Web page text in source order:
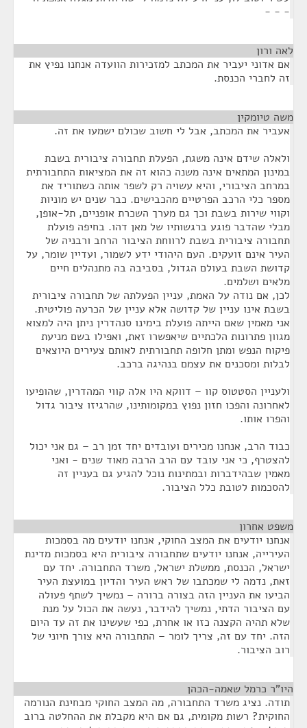
- - -
לאה ורון
אם אדוני יעביר את המכתב למזכירות הוועדה אנחנו נפיץ את
זה לחברי הכנסת.
משה טיומקין
אעביר את המכתב, אבל לי חשוב שכולם ישמעו את זה.
ולאלה שידם אינה משגת, הפעלת תחבורה ציבורית בשבת
במינון המתאים אינה משנה כהוא זה את המציאות התחבורתית
במרחב הציבורי, והיא עשויה רק לשפר אותה כשתוריד את
מספר כלי הרכב הפרטיים מהכבישים. כבר שנים יש מוניות
וקווי שירות בשבת וכך גם מערך השכרת אופניים, תל-אופן,
מבלי שהדבר פוגע ברגשותיו של מאן דהו. בחיפה פועלת
תחבורה ציבורית בשבת לרווחת הציבור הרחב ורבניה של
העיר אינם זועקים. העם היהודי ידע לשמור, ועדיין שומר, על
קדושת השבת בעולם הגדול, בסביבה בה מתנהלים חיים
מלאים ושלמים.
לכן, אם נודה על האמת, עניין הפעלתה של תחבורה ציבורית
בשבת אינו עניין של קדושה אלא עניין של הכרעה פוליטית.
אני מאמין שאם הייתה פועלת בימינו סנהדרין ניתן היה למצוא
מגוון פתרונות הלכתיים שיאפשרו זאת, ואפילו בשם מניעת
פיקוח הנפש ומתן חלופה תחבורתית לאותם צעירים היוצאים
לבלות ומסכנים את עצמם בנהיגה ברכב.
ולעניין הסטטוס קוו – דווקא היו אלה קווי המהדרין, שהופיעו
לאחרונה והפכו חזון נפוץ במקומותינו, שהרגיזו ציבור גדול
והפרו אותו.
כבוד הרב, אנחנו מכירים ועובדים יחד זמן רב – גם אני יכול
להצטרף, כי אני עובד עם הרב הרבה מאוד שנים - ואני
מאמין שבהידברות ובמתינות נוכל להגיע גם בעניין זה
להסכמות לטובת כלל הציבור.
משפט אחרון
אנחנו יודעים את המצב החוקי, אנחנו יודעים מה בסמכות
העירייה, אנחנו יודעים שתחבורה ציבורית היא בסמכות מדינת
ישראל, הכנסת, ממשלת ישראל, משרד התחבורה. יחד עם
זאת, נדמה לי שמכתבו של ראש העיר והדיון במועצת העיר
הביעו את העניין הזה בצורה ברורה – נמשיך לשתף פעולה
עם הציבור הדתי, נמשיך להידבר, נעשה את הכול על מנת
שלא תהיה הקצנה כזו או אחרת, כפי שעשינו את זה עד היום
הזה. יחד עם זה, צריך לומר – התחבורה היא צורך חיוני של
רוב הציבור.
היו"ר כרמל שאמה-הכהן
תודה. נציג משרד התחבורה, מה המצב החוקי מבחינת הנורמה
החוקית? רשות מקומית, גם אם היא מקבלת את ההחלטה ברוב